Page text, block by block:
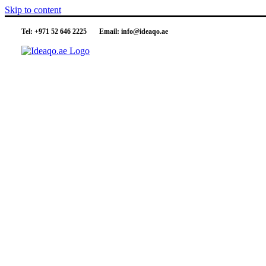
Skip to content
Tel: +971 52 646 2225 Email: info@ideaqo.ae